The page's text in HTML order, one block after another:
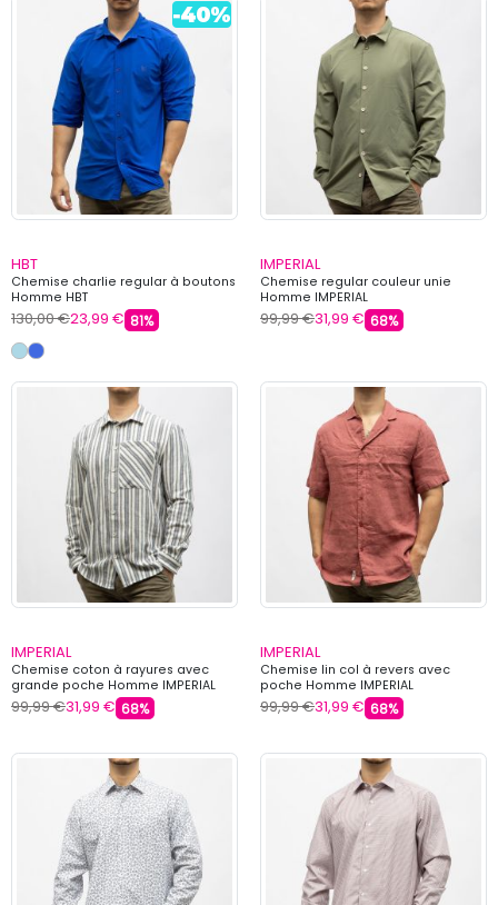
HBT
Chemise charlie regular à boutons
Homme HBT
130,00 €23,99 € 81%
IMPERIAL
Chemise regular couleur unie
Homme IMPERIAL
99,99 €31,99 € 68%
IMPERIAL
Chemise coton à rayures avec
grande poche Homme IMPERIAL
99,99 €31,99 € 68%
IMPERIAL
Chemise lin col à revers avec
poche Homme IMPERIAL
99,99 €31,99 € 68%